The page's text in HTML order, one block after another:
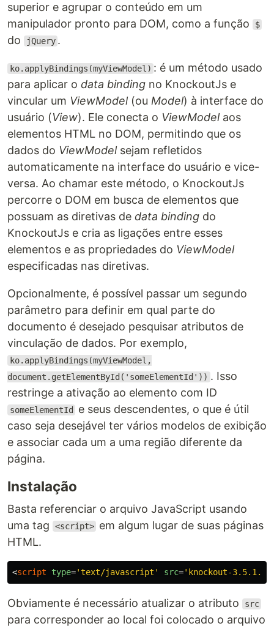
superior e agrupar o conteúdo em um
manipulador pronto para DOM, como a função
$
do jQuery .
ko.applyBindings(myViewModel) : é um método usado
para aplicar o data binding no KnockoutJs e
vincular um ViewModel(ou Model) à interface do
usuário (View). Ele conecta o ViewModelaos
elementos HTML no DOM, permitindo que os
dados do ViewModelsejam refletidos
automaticamente na interface do usuário e vice-
versa. Ao chamar este método, o KnockoutJs
percorre o DOM em busca de elementos que
possuam as diretivas de data binding do
KnockoutJs e cria as ligações entre esses
elementos e as propriedades do ViewModel
especificadas nas diretivas.
Opcionalmente, é possível passar um segundo
parâmetro para definir em qual parte do
documento é desejado pesquisar atributos de
vinculação de dados. Por exemplo,
ko.applyBindings(myViewModel,
document.getElementById('someElementId')) . Isso
restringe a ativação ao elemento com ID
someElementId
e seus descendentes, o que é útil
caso seja desejável ter vários modelos de exibição
e associar cada um a uma região diferente da
página.
Instalação
Basta referenciar o arquivo JavaScript usando
uma tag
<script> em algum lugar de suas páginas
HTML.
<script type='text/javascript' src='knockout-
Obviamente é necessário atualizar o atributo src
para corresponder ao local foi colocado o arquivo